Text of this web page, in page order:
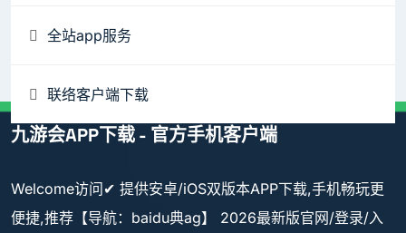
全站app服务
联络客户端下载
九游会APP下载 - 官方手机客户端
Welcome访问✔ 提供安卓/iOS双版本APP下载,手机畅玩更
便捷,推荐【导航：baidu典ag】 2026最新版官网/登录/入